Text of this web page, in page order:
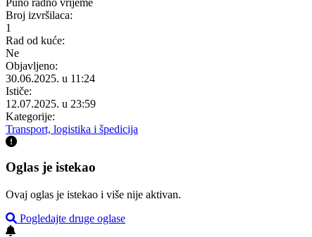
Broj izvršilaca:
1
Rad od kuće:
Ne
Objavljeno:
30.06.2025. u 11:24
Ističe:
12.07.2025. u 23:59
Kategorije:
Transport, logistika i špedicija
Oglas je istekao
Ovaj oglas je istekao i više nije aktivan.
Pogledajte druge oglase